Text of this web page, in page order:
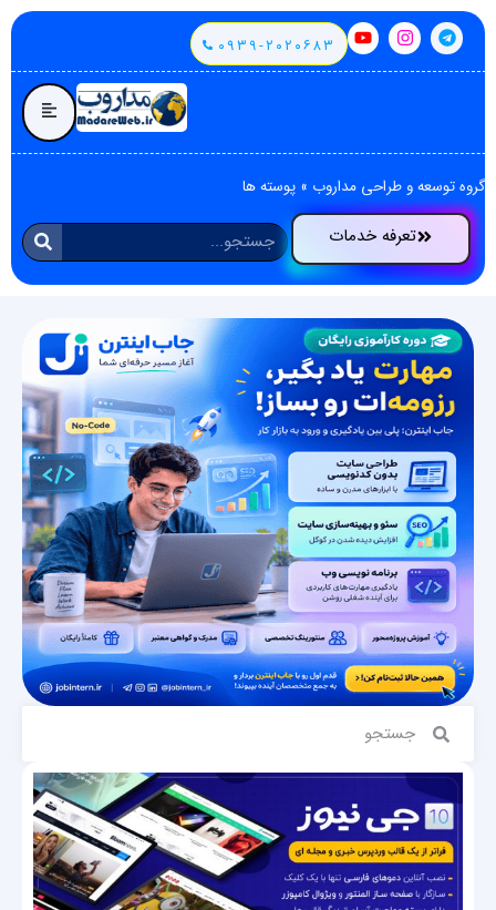
۰۹۳۹-۲۰۲۰۶۸۳
گروه توسعه و طراحی مداروب » پوسته ها
تعرفه خدمات